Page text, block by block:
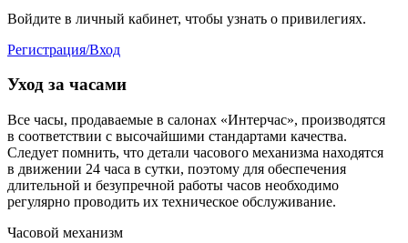
Войдите в личный кабинет, чтобы узнать о привилегиях.
Регистрация/Вход
Уход за часами
Все часы, продаваемые в салонах «Интерчас», производятся
в соответствии с высочайшими стандартами качества.
Следует помнить, что детали часового механизма находятся
в движении 24 часа в сутки, поэтому для обеспечения
длительной и безупречной работы часов необходимо
регулярно проводить их техническое обслуживание.
Часовой механизм